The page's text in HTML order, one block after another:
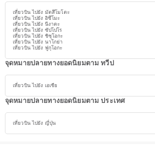
เที่ยวบิน ไปยัง มัตสึโมโตะ
เที่ยวบิน ไปยัง อิซึโมะ
เที่ยวบิน ไปยัง นีงาตะ
เที่ยวบิน ไปยัง ซัปโปโร
เที่ยวบิน ไปยัง ชิซุโอกะ
เที่ยวบิน ไปยัง นาโกย่า
เที่ยวบิน ไปยัง ฟูกุโอกะ
จุดหมายปลายทางยอดนิยมตาม ทวีป
เที่ยวบิน ไปยัง เอเชีย
จุดหมายปลายทางยอดนิยมตาม ประเทศ
เที่ยวบิน ไปยัง ญี่ปุ่น